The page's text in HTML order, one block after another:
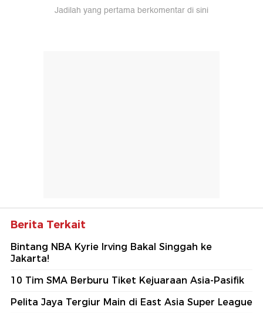
Jadilah yang pertama berkomentar di sini
Berita Terkait
Bintang NBA Kyrie Irving Bakal Singgah ke
Jakarta!
10 Tim SMA Berburu Tiket Kejuaraan Asia-Pasifik
Pelita Jaya Tergiur Main di East Asia Super League